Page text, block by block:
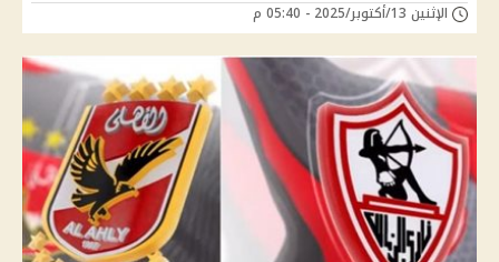
الإثنين 13/أكتوبر/2025 - 05:40 م